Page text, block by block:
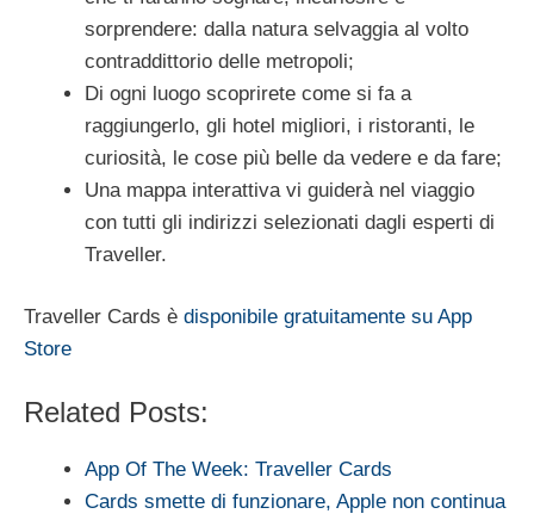
sorprendere: dalla natura selvaggia al volto
contraddittorio delle metropoli;
Di ogni luogo scoprirete come si fa a
raggiungerlo, gli hotel migliori, i ristoranti, le
curiosità, le cose più belle da vedere e da fare;
Una mappa interattiva vi guiderà nel viaggio
con tutti gli indirizzi selezionati dagli esperti di
Traveller.
Traveller Cards è disponibile gratuitamente su App
Store
Related Posts:
App Of The Week: Traveller Cards
Cards smette di funzionare, Apple non continua